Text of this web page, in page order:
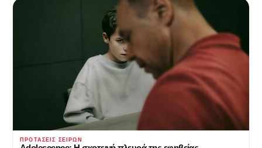
ΠΡΟΤΆΣΕΙΣ ΣΕΙΡΏΝ